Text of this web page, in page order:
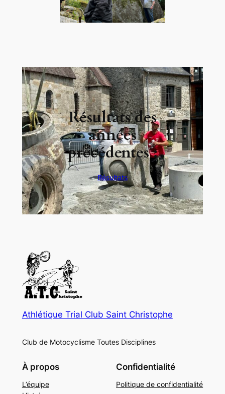
Résultats des
années
précédentes :
Résultats
Athlétique Trial Club Saint Christophe
Club de Motocyclisme Toutes Disciplines
À propos
L’équipe
Confidentialité
Politique de confidentialité